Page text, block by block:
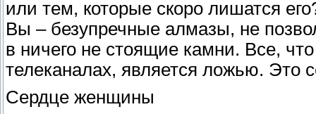
или тем, которые скоро лишатся
Вы – безупречные алмазы, не
в ничего не стоящие камни. Все,
телеканалах, является ложью. Это
Сердце женщины